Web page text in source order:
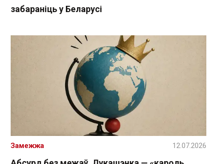
забараніць у Беларусі
Замежжа 12.07.2026